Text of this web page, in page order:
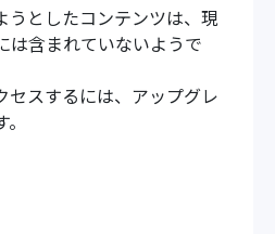
うとしたコンテンツは、現
は含まれていないようで
セスするには、アップグレ